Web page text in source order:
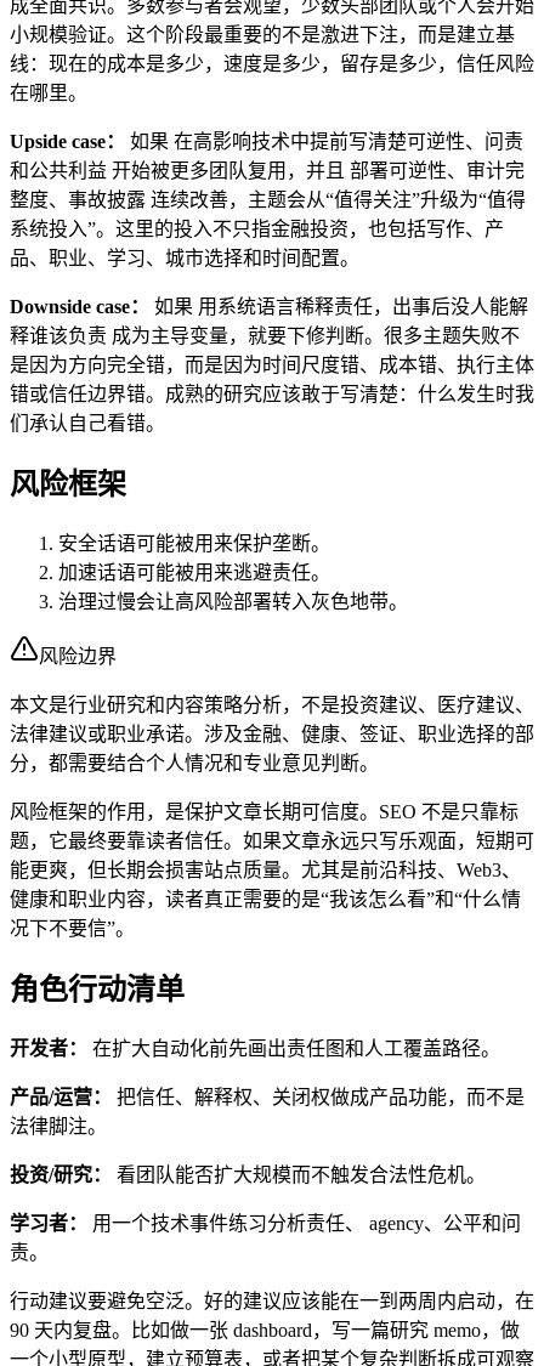
成全面共识。多数参与者会观望，少数头部团队或个人会开始
小规模验证。这个阶段最重要的不是激进下注，而是建立基
线：现在的成本是多少，速度是多少，留存是多少，信任风险
在哪里。
Upside case：
如果 在高影响技术中提前写清楚可逆性、问责
和公共利益 开始被更多团队复用，并且 部署可逆性、审计完
整度、事故披露 连续改善，主题会从“值得关注”升级为“值得
系统投入”。这里的投入不只指金融投资，也包括写作、产
品、职业、学习、城市选择和时间配置。
Downside case：
如果 用系统语言稀释责任，出事后没人能解
释谁该负责 成为主导变量，就要下修判断。很多主题失败不
是因为方向完全错，而是因为时间尺度错、成本错、执行主体
错或信任边界错。成熟的研究应该敢于写清楚：什么发生时我
们承认自己看错。
风险框架
安全话语可能被用来保护垄断。
加速话语可能被用来逃避责任。
治理过慢会让高风险部署转入灰色地带。
风险边界
本文是行业研究和内容策略分析，不是投资建议、医疗建议、
法律建议或职业承诺。涉及金融、健康、签证、职业选择的部
分，都需要结合个人情况和专业意见判断。
风险框架的作用，是保护文章长期可信度。SEO 不是只靠标
题，它最终要靠读者信任。如果文章永远只写乐观面，短期可
能更爽，但长期会损害站点质量。尤其是前沿科技、Web3、
健康和职业内容，读者真正需要的是“我该怎么看”和“什么情
况下不要信”。
角色行动清单
开发者： 在扩大自动化前先画出责任图和人工覆盖路径。
产品/运营：
把信任、解释权、关闭权做成产品功能，而不是
法律脚注。
投资/研究： 看团队能否扩大规模而不触发合法性危机。
学习者：
用一个技术事件练习分析责任、 agency、公平和问
责。
行动建议要避免空泛。好的建议应该能在一到两周内启动，在
90 天内复盘。比如做一张 dashboard，写一篇研究 memo，做
一个小型原型，建立预算表，或者把某个复杂判断拆成可观察